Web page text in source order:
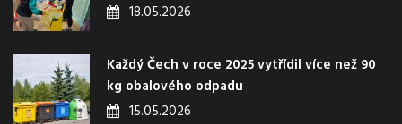
18.05.2026
Každý Čech v roce 2025 vytřídil více než 90
kg obalového odpadu
15.05.2026